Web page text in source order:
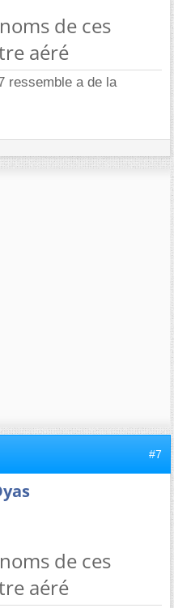
de ces
aéré
ressemble a de la
#7
de ces
aéré